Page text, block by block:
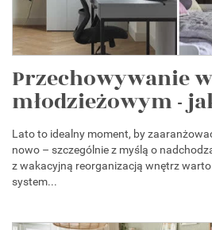
Przechowywanie
młodzieżowym -
Lato to idealny moment, by
nowo – szczególnie z myślą o
z wakacyjną reorganizacją wnętrz
system...